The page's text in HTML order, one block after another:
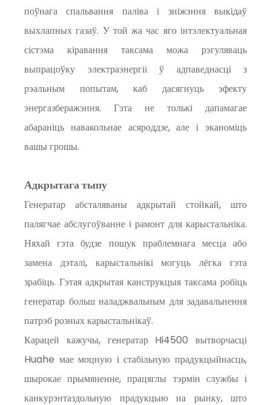
поўнага спальвання паліва і зніжэння выкідаў
выхлапных газаў. У той жа час яго інтэлектуальная
сістэма кіравання таксама можа рэгуляваць
выпрацоўку электраэнергіі ў адпаведнасці з
рэальным попытам, каб дасягнуць эфекту
энергазберажэння. Гэта не толькі дапамагае
абараніць навакольнае асяроддзе, але і эканоміць
вашы грошы.
Адкрытага тыпу
Генератар абсталяваны адкрытай стойкай, што
палягчае абслугоўванне і рамонт для карыстальніка.
Няхай гэта будзе пошук праблемнага месца або
замена дэталі, карыстальнікі могуць лёгка гэта
зрабіць. Гэтая адкрытая канструкцыя таксама робіць
генератар больш наладжвальным для задавальнення
патрэб розных карыстальнікаў.
Карацей кажучы, генератар Hi4500 вытворчасці
Huahe мае моцную і стабільную прадукцыйнасць,
шырокае прымяненне, працяглы тэрмін службы і
канкурэнтаздольную прадукцыю на рынку, што